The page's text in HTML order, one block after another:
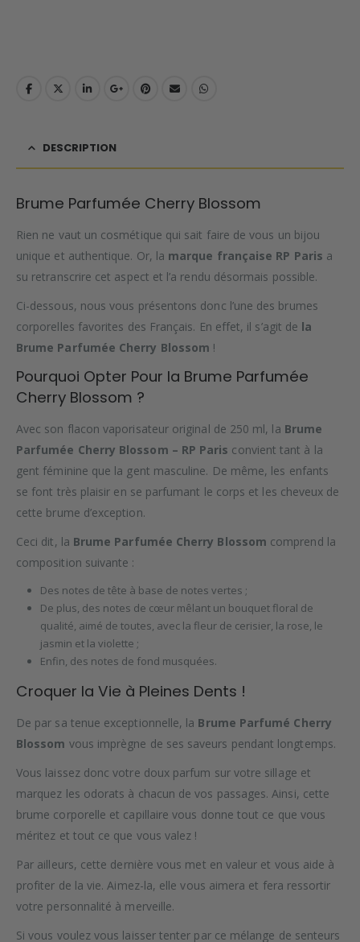
DESCRIPTION
Brume Parfumée Cherry Blossom
Rien ne vaut un cosmétique qui sait faire de vous un bijou
unique et authentique. Or, la marque française RP Paris a
su retranscrire cet aspect et l’a rendu désormais possible.
Ci-dessous, nous vous présentons donc l’une des brumes
corporelles favorites des Français. En effet, il s’agit de la
Brume Parfumée Cherry Blossom !
Pourquoi Opter Pour la Brume Parfumée
Cherry Blossom ?
Avec son flacon vaporisateur original de 250 ml, la Brume
Parfumée Cherry Blossom – RP Paris convient tant à la
gent féminine que la gent masculine. De même, les enfants
se font très plaisir en se parfumant le corps et les cheveux de
cette brume d’exception.
Ceci dit, la Brume Parfumée Cherry Blossom comprend la
composition suivante :
Des notes de tête à base de notes vertes ;
De plus, des notes de cœur mêlant un bouquet floral de
qualité, aimé de toutes, avec la fleur de cerisier, la rose, le
jasmin et la violette ;
Enfin, des notes de fond musquées.
Croquer la Vie à Pleines Dents !
De par sa tenue exceptionnelle, la Brume Parfumé Cherry
Blossom vous imprègne de ses saveurs pendant longtemps.
Vous laissez donc votre doux parfum sur votre sillage et
marquez les odorats à chacun de vos passages. Ainsi, cette
brume corporelle et capillaire vous donne tout ce que vous
méritez et tout ce que vous valez !
Par ailleurs, cette dernière vous met en valeur et vous aide à
profiter de la vie. Aimez-la, elle vous aimera et fera ressortir
votre personnalité à merveille.
Si vous voulez vous laisser tenter par ce mélange de senteurs